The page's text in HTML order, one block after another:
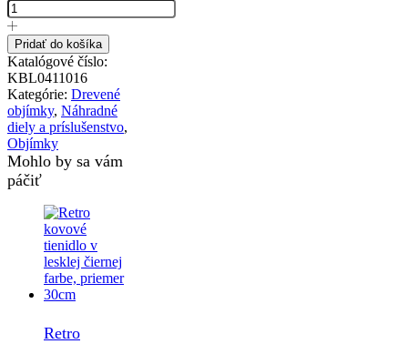
Pridať do košíka
Katalógové číslo:
KBL0411016
Kategórie: Drevené
objímky, Náhradné
diely a príslušenstvo,
Objímky
Mohlo by sa vám
páčiť
Retro